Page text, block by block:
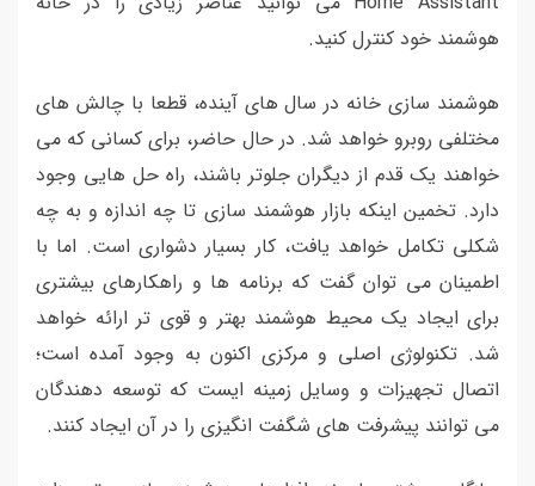
هوشمند خود کنترل کنید.
هوشمند سازی خانه در سال های آینده، قطعا با چالش های
مختلفی روبرو خواهد شد. در حال حاضر، برای کسانی که می
خواهند یک قدم از دیگران جلوتر باشند، راه حل هایی وجود
دارد. تخمین اینکه بازار هوشمند سازی تا چه اندازه و به چه
شکلی تکامل خواهد یافت، کار بسیار دشواری است. اما با
اطمینان می توان گفت که برنامه ها و راهکارهای بیشتری
برای ایجاد یک محیط هوشمند بهتر و قوی تر ارائه خواهد
شد. تکنولوژی اصلی و مرکزی اکنون به وجود آمده است؛
اتصال تجهیزات و وسایل زمینه ایست که توسعه دهندگان
می توانند پیشرفت های شگفت انگیزی را در آن ایجاد کنند.